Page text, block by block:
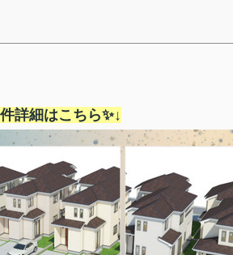
詳細はこちら✨↓